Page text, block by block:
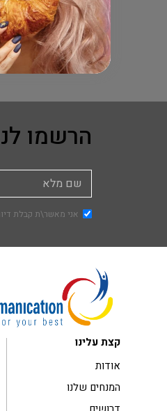
הרשמו
אני מאשר\ת קבלת
קצת עלינו
אודות
המנחים שלנו